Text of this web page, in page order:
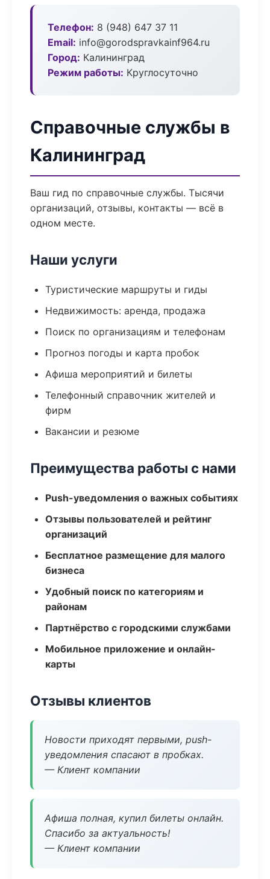
Телефон: 8 (948) 647 37 11
Email: info@gorodspravkainf964.ru
Город: Калининград
Режим работы: Круглосуточно
Справочные службы в
Калининград
Ваш гид по справочные службы. Тысячи
организаций, отзывы, контакты — всё в
одном месте.
Наши услуги
Туристические маршруты и гиды
Недвижимость: аренда, продажа
Поиск по организациям и телефонам
Прогноз погоды и карта пробок
Афиша мероприятий и билеты
Телефонный справочник жителей и
фирм
Вакансии и резюме
Преимущества работы с нами
Push-уведомления о важных событиях
Отзывы пользователей и рейтинг
организаций
Бесплатное размещение для малого
бизнеса
Удобный поиск по категориям и
районам
Партнёрство с городскими службами
Мобильное приложение и онлайн-
карты
Отзывы клиентов
Новости приходят первыми, push-
уведомления спасают в пробках.
— Клиент компании
Афиша полная, купил билеты онлайн.
Спасибо за актуальность!
— Клиент компании